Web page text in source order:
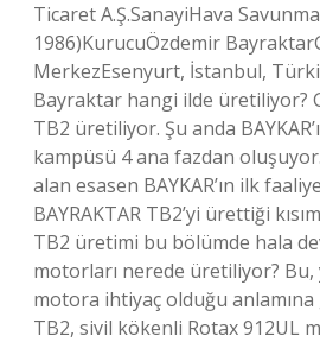
Ticaret A.Ş.SanayiHava
1986)KurucuÖzdemir
MerkezEsenyurt, İstanbul,
Bayraktar hangi ilde üretiliyor?
TB2 üretiliyor. Şu anda
kampüsü 4 ana fazdan
alan esasen BAYKAR’ın ilk
BAYRAKTAR TB2’yi ürettiği
TB2 üretimi bu bölümde hala
motorları nerede üretiliyor? Bu,
motora ihtiyaç olduğu anlamına
TB2, sivil kökenli Rotax 912UL